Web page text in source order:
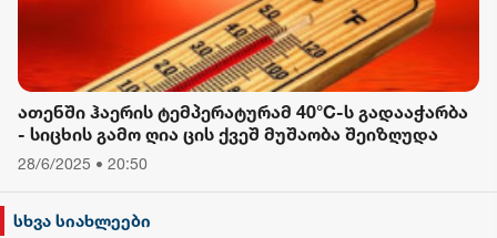
ათენში ჰაერის ტემპერატურამ 40°C-ს გადააჭარბა
- სიცხის გამო ღია ცის ქვეშ მუშაობა შეიზღუდა
28/6/2025 • 20:50
სხვა სიახლეები